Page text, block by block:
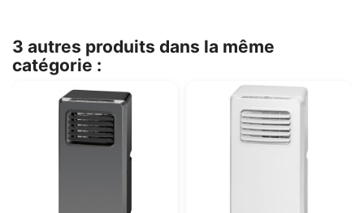
3 autres produits dans la même
catégorie :